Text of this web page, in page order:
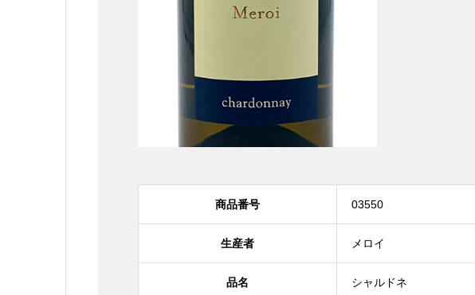
商品番号 03550
生産者 メロイ
品名 シャルドネ